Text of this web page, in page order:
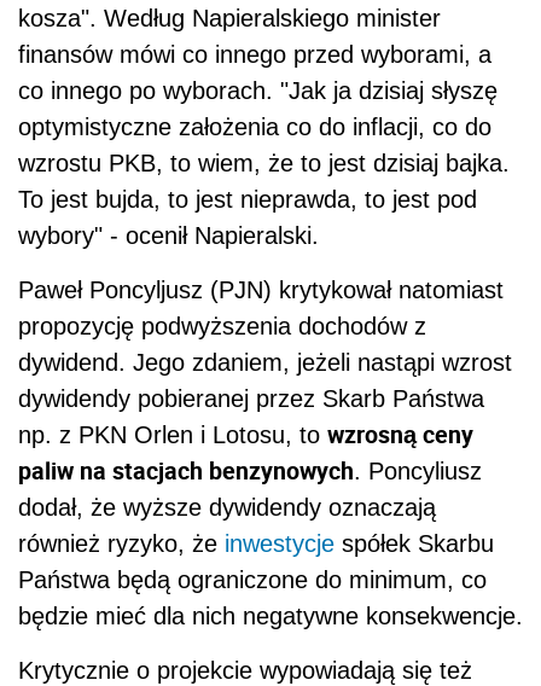
kosza". Według Napieralskiego minister
finansów mówi co innego przed wyborami, a
co innego po wyborach. "Jak ja dzisiaj słyszę
optymistyczne założenia co do inflacji, co do
wzrostu PKB, to wiem, że to jest dzisiaj bajka.
To jest bujda, to jest nieprawda, to jest pod
wybory" - ocenił Napieralski.
Paweł Poncyljusz (PJN) krytykował natomiast
propozycję podwyższenia dochodów z
dywidend. Jego zdaniem, jeżeli nastąpi wzrost
dywidendy pobieranej przez Skarb Państwa
np. z PKN Orlen i Lotosu, to wzrosną ceny
paliw na stacjach benzynowych. Poncyliusz
dodał, że wyższe dywidendy oznaczają
również ryzyko, że inwestycje spółek Skarbu
Państwa będą ograniczone do minimum, co
będzie mieć dla nich negatywne konsekwencje.
Krytycznie o projekcie wypowiadają się też